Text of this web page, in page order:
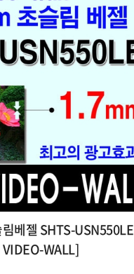
베젤 SHTS-USN550LE
WALL]